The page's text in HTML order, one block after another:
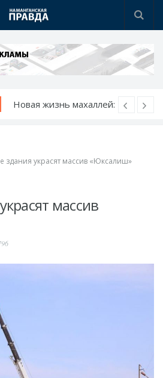
Новая жизнь махаллей:
году - с новыми
обновлению:
здания украсят массив «Юксалиш»
массив